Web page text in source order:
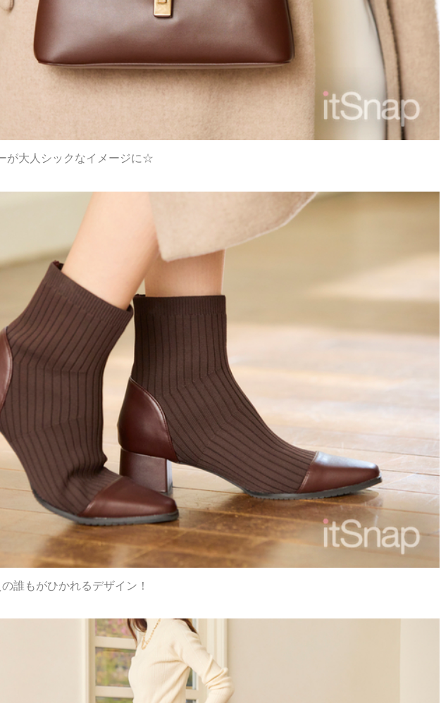
が大人シックなイメージに☆
誰もがひかれるデザイン！